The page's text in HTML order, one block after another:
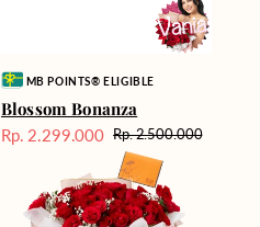
Vendor:MB POINTS® ELIGIBLE
Blossom Bonanza
Harga
Rp. 2.299.000 Harga
reguler
Rp. 2.500.000
Rhapsody